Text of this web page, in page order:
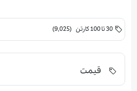
30 تا 100 کارتن (9,025)
قیمت